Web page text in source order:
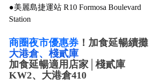
●美麗島捷運站 R10 Formosa Boulevard
Station
商圈夜市優惠券 ！加食延暢續攤
大港倉、棧貳庫
加食延暢適用店家│棧貳庫
KW2、大港倉410